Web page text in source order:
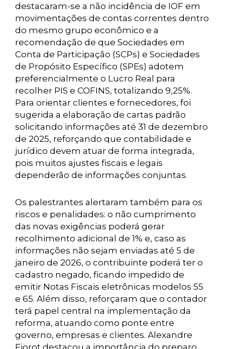
destacaram-se a não incidência de IOF em
movimentações de contas correntes dentro
do mesmo grupo econômico e a
recomendação de que Sociedades em
Conta de Participação (SCPs) e Sociedades
de Propósito Específico (SPEs) adotem
preferencialmente o Lucro Real para
recolher PIS e COFINS, totalizando 9,25%.
Para orientar clientes e fornecedores, foi
sugerida a elaboração de cartas padrão
solicitando informações até 31 de dezembro
de 2025, reforçando que contabilidade e
jurídico devem atuar de forma integrada,
pois muitos ajustes fiscais e legais
dependerão de informações conjuntas.
Os palestrantes alertaram também para os
riscos e penalidades: o não cumprimento
das novas exigências poderá gerar
recolhimento adicional de 1% e, caso as
informações não sejam enviadas até 5 de
janeiro de 2026, o contribuinte poderá ter o
cadastro negado, ficando impedido de
emitir Notas Fiscais eletrônicas modelos 55
e 65. Além disso, reforçaram que o contador
terá papel central na implementação da
reforma, atuando como ponte entre
governo, empresas e clientes. Alexandre